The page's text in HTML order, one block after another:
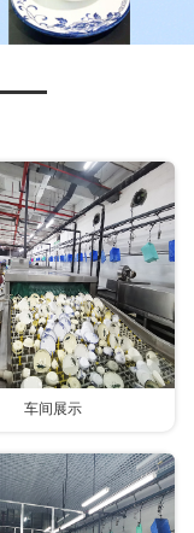
车间展示